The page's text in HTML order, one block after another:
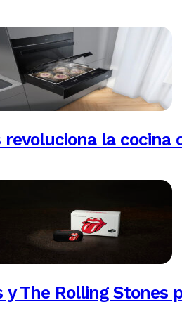
revoluciona la
y The Rolling Stones